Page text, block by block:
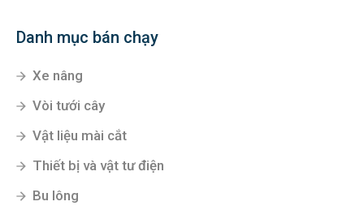
Danh mục bán chạy
Xe nâng
Vòi tưới cây
Vật liệu mài cắt
Thiết bị và vật tư điện
Bu lông